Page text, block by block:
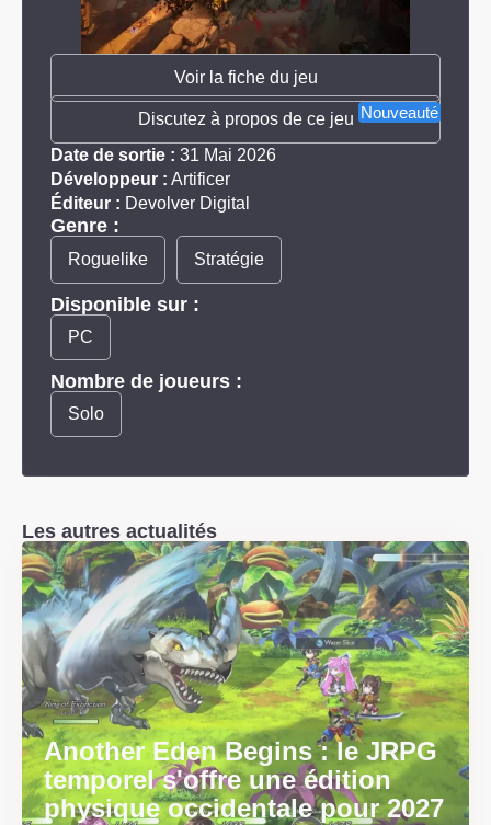
Voir la fiche du jeu
Nouveauté
Discutez à propos de ce jeu
Date de sortie : 31 Mai 2026
Développeur : Artificer
Éditeur : Devolver Digital
Genre :
Roguelike Stratégie
Disponible sur :
PC
Nombre de joueurs :
Solo
Les autres actualités
Another Eden Begins : le JRPG
temporel s'offre une édition
physique occidentale pour 2027